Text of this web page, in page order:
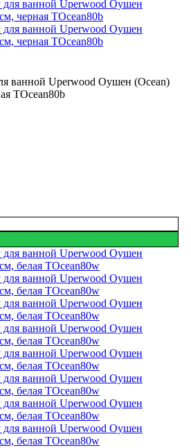
ванной Uperwood Оушен (Ocean)
TOcean80b